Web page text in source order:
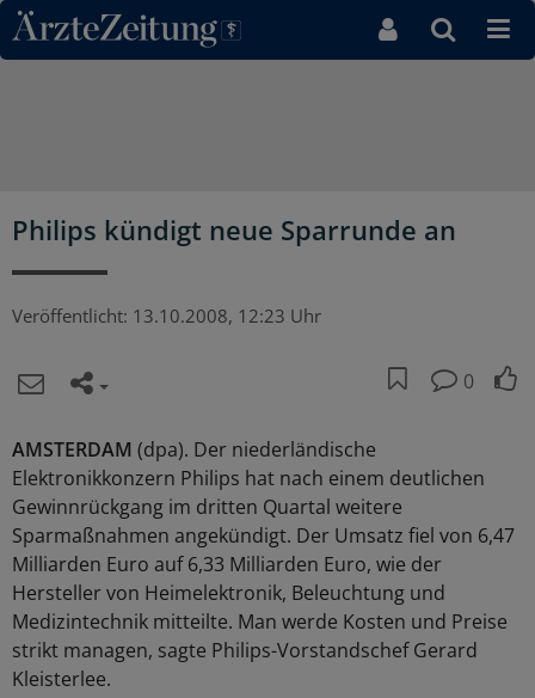
Direkt zum Inhaltsbereich
Philips kündigt neue Sparrunde an
Veröffentlicht: 13.10.2008, 12:23 Uhr
0
AMSTERDAM (dpa). Der niederländische
Elektronikkonzern Philips hat nach einem deutlichen
Gewinnrückgang im dritten Quartal weitere
Sparmaßnahmen angekündigt. Der Umsatz fiel von 6,47
Milliarden Euro auf 6,33 Milliarden Euro, wie der
Hersteller von Heimelektronik, Beleuchtung und
Medizintechnik mitteilte. Man werde Kosten und Preise
strikt managen, sagte Philips-Vorstandschef Gerard
Kleisterlee.